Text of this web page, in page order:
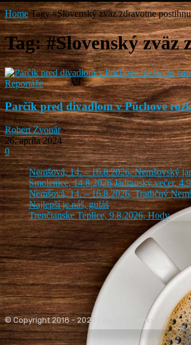
Home Tagy #Slovenský zväz zdravotne
Tag: #Slovenský
Reportáže
Parčík pred divadlom v Púchove
Robert Zvonár -
26. apríla 2024
0
Nemšová, 14. – 16.8.2026, Nemšovský
Smolenice, 14.8.2026 Jadranský večer,
Nemšová, 14. – 16.8.2026, Tradičný
Najlepší je náš, guláš
Trenčianske Teplice, 9.8.2026, Hody
© Copyright 2018 - 2023 | www.i-novinky.sk